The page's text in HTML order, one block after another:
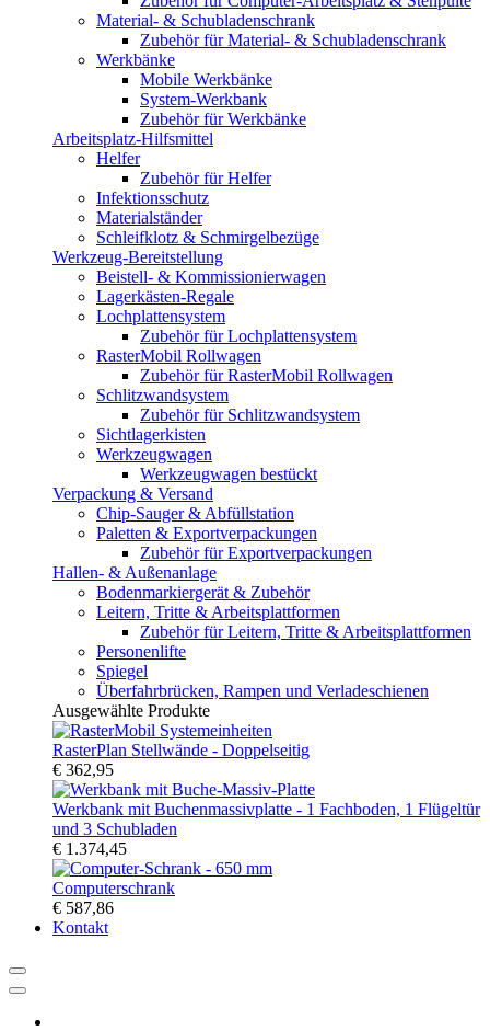
Material- & Schubladenschrank
Zubehör für Material- & Schubladenschrank
Werkbänke
Mobile Werkbänke
System-Werkbank
Zubehör für Werkbänke
Arbeitsplatz-Hilfsmittel
Helfer
Zubehör für Helfer
Infektionsschutz
Materialständer
Schleifklotz & Schmirgelbezüge
Werkzeug-Bereitstellung
Beistell- & Kommissionierwagen
Lagerkästen-Regale
Lochplattensystem
Zubehör für Lochplattensystem
RasterMobil Rollwagen
Zubehör für RasterMobil Rollwagen
Schlitzwandsystem
Zubehör für Schlitzwandsystem
Sichtlagerkisten
Werkzeugwagen
Werkzeugwagen bestückt
Verpackung & Versand
Chip-Sauger & Abfüllstation
Paletten & Exportverpackungen
Zubehör für Exportverpackungen
Hallen- & Außenanlage
Bodenmarkiergerät & Zubehör
Leitern, Tritte & Arbeitsplattformen
Zubehör für Leitern, Tritte & Arbeitsplattformen
Personenlifte
Spiegel
Überfahrbrücken, Rampen und Verladeschienen
Ausgewählte Produkte
RasterPlan Stellwände - Doppelseitig
€ 362,95
Werkbank mit Buchenmassivplatte - 1 Fachboden, 1 Flügeltür
und 3 Schubladen
€ 1.374,45
Computerschrank
€ 587,86
Kontakt